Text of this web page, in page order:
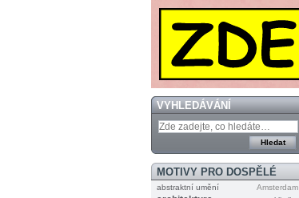
VYHLEDÁVÁNÍ
MOTIVY PRO DOSPĚLÉ
abstraktní umění Amsterdam